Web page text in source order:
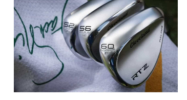
PUTTERS パター
OTHER その他
Editor’s Picks 編集部のおすすめ
Our Team 私たちのチーム
Our Mission 私たちの使命